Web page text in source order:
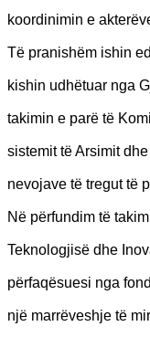
koordinimin e
Të pranishëm ishin
kishin udhëtuar nga
takimin e parë të
sistemit të Arsimit
nevojave të tregut të
Në përfundim të
Teknologjisë dhe
përfaqësuesi nga
një marrëveshje të